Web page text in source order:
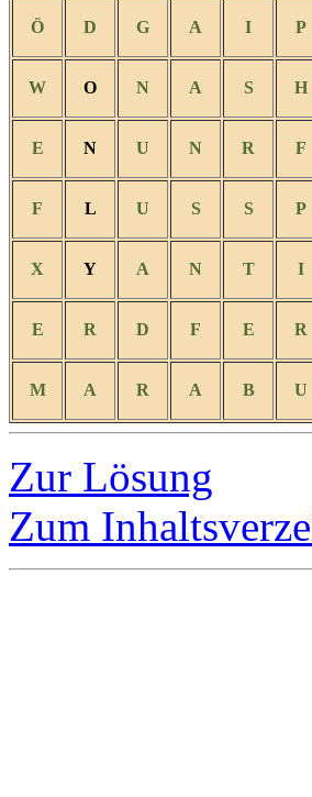
Ö D G A I P
W O N A S H
E N U N R F
F L U S S P
X Y A N T I
E R D F E R
M A R A B U
Zur Lösung
Zum